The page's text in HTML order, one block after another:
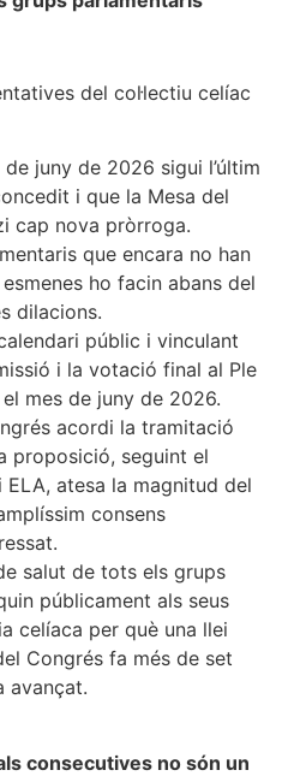
del col·lectiu celíac
juny de 2026 sigui l’últim
i que la Mesa del
cap nova pròrroga.
que encara no han
ho facin abans del
dilacions.
públic i vinculant
i la votació final al Ple
mes de juny de 2026.
acordi la tramitació
proposició, seguint el
atesa la magnitud del
consens
salut de tots els grups
públicament als seus
celíaca per què una llei
Congrés fa més de set
avançat.
consecutives no són un